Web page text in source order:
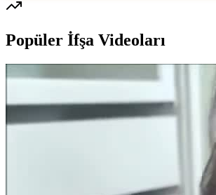
Popüler İfşa Videoları